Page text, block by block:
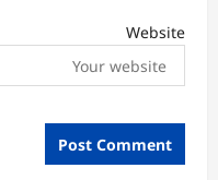
Website